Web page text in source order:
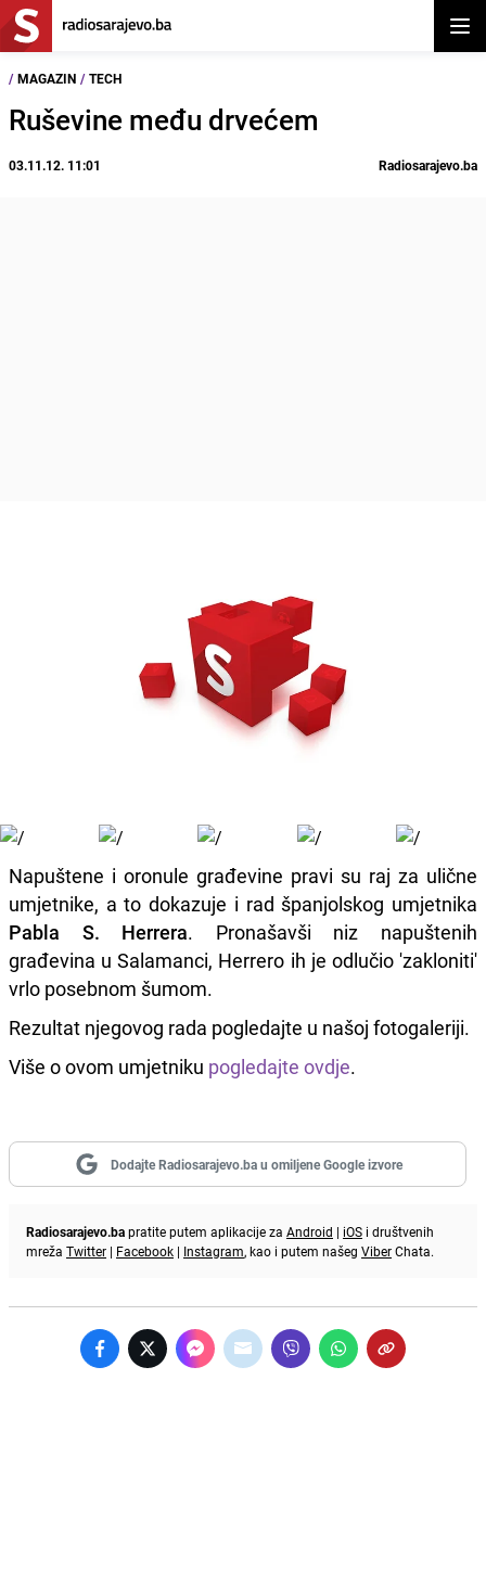
/ MAGAZIN / TECH
Ruševine među drvećem
03.11.12. 11:01 Radiosarajevo.ba
Napuštene i oronule građevine pravi su raj za ulične
umjetnike, a to dokazuje i rad španjolskog umjetnika
Pabla S. Herrera. Pronašavši niz napuštenih
građevina u Salamanci, Herrero ih je odlučio 'zakloniti'
vrlo posebnom šumom.
Rezultat njegovog rada pogledajte u našoj fotogaleriji.
Više o ovom umjetniku pogledajte ovdje.
Dodajte Radiosarajevo.ba u omiljene Google izvore
Radiosarajevo.bapratite putem aplikacije za Android | iOS i društvenih
mreža Twitter | Facebook | Instagram, kao i putem našeg ViberChata.